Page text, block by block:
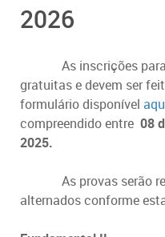
2026
As inscrições
gratuitas e devem ser
formulário disponível
compreendido entre 08
2025.
As provas serão
alternados conforme